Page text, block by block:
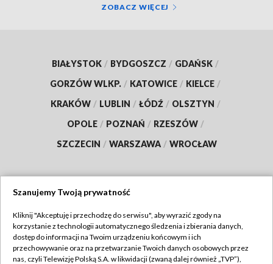
ZOBACZ WIĘCEJ
BIAŁYSTOK / BYDGOSZCZ / GDAŃSK /
GORZÓW WLKP. / KATOWICE / KIELCE /
KRAKÓW / LUBLIN / ŁÓDŹ / OLSZTYN /
OPOLE / POZNAŃ / RZESZÓW /
SZCZECIN / WARSZAWA / WROCŁAW
TVP
Abonament TVP
Regulamin TVP
Szanujemy Twoją prywatność
Kliknij "Akceptuję i przechodzę do serwisu", aby wyrazić zgody na
korzystanie z technologii automatycznego śledzenia i zbierania danych,
dostęp do informacji na Twoim urządzeniu końcowym i ich
przechowywanie oraz na przetwarzanie Twoich danych osobowych przez
nas, czyli Telewizję Polską S.A. w likwidacji (zwaną dalej również „TVP”),